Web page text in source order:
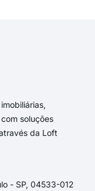
soluções
da Loft
- SP, 04533-012